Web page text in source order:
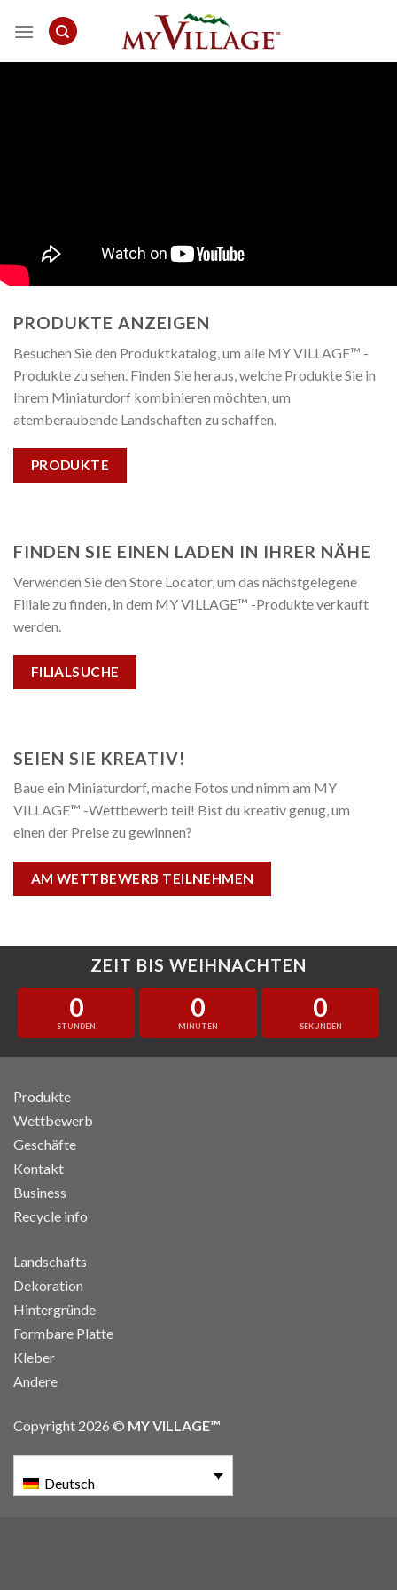
PRODUKTE ANZEIGEN
Besuchen Sie den Produktkatalog, um alle MY VILLAGE™ -
Produkte zu sehen. Finden Sie heraus, welche Produkte Sie in
Ihrem Miniaturdorf kombinieren möchten, um
atemberaubende Landschaften zu schaffen.
PRODUKTE
FINDEN SIE EINEN LADEN IN IHRER NÄHE
Verwenden Sie den Store Locator, um das nächstgelegene
Filiale zu finden, in dem MY VILLAGE™ -Produkte verkauft
werden.
FILIALSUCHE
SEIEN SIE KREATIV!
Baue ein Miniaturdorf, mache Fotos und nimm am MY
VILLAGE™ -Wettbewerb teil! Bist du kreativ genug, um
einen der Preise zu gewinnen?
AM WETTBEWERB TEILNEHMEN
ZEIT BIS WEIHNACHTEN
0
STUNDEN
0
MINUTEN
0
SEKUNDEN
Produkte
Wettbewerb
Geschäfte
Kontakt
Business
Recycle info
Landschafts
Dekoration
Hintergründe
Formbare Platte
Kleber
Andere
Copyright 2026 © MY VILLAGE™
Deutsch